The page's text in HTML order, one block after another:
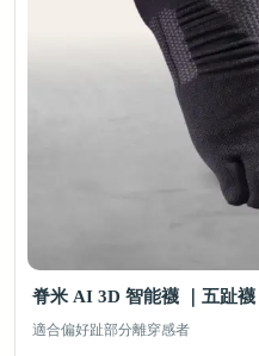
脊米 AI 3D 智能襪 ｜五趾襪
適合偏好趾部分離穿感者